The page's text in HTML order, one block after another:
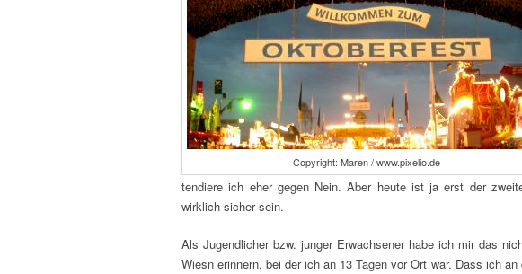
Copyright: Maren / www.pixelio.de
tendiere ich eher gegen Nein. Aber heute ist ja erst der
wirklich sicher sein.
Als Jugendlicher bzw. junger Erwachsener habe ich mir das
Wiesn erinnern, bei der ich an 13 Tagen vor Ort war. Dass ich